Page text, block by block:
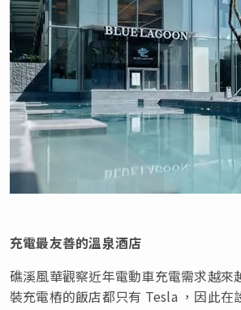
充電最友善的溫泉酒店
礁溪風華觀察近年電動車充電需求越來
裝充電樁的飯店都只有 Tesla ，因此在